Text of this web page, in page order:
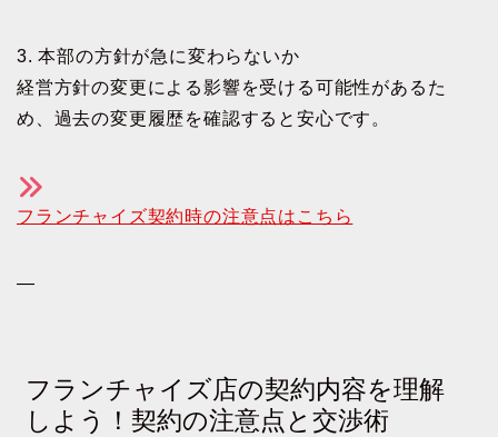
3. 本部の方針が急に変わらないか
経営方針の変更による影響を受ける可能性があるた
め、過去の変更履歴を確認すると安心です。
フランチャイズ契約時の注意点はこちら
—
フランチャイズ店の契約内容を理解
しよう！契約の注意点と交渉術